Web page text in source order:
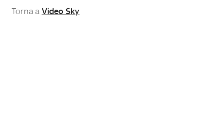
Torna a Video Sky